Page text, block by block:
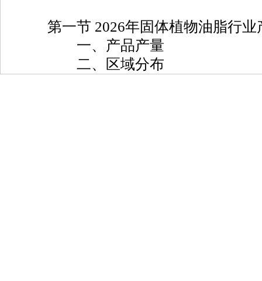
第一节 2026年固体植物油脂行业
一、产品产量
二、区域分布